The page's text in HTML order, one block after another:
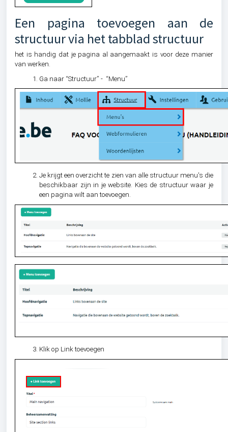
Een pagina toevoegen aan de
structuur via het tabblad structuur
het is handig dat je pagina al aangemaakt is voor deze manier
van werken.
Ga naar “Structuur” - “Menu”
Je krijgt een overzicht te zien van alle structuur menu's die
beschikbaar zijn in je website. Kies de structuur waar je
een pagina wilt aan toevoegen.
Klik op Link toevoegen